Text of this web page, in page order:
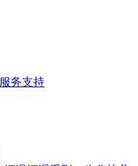
服务支持